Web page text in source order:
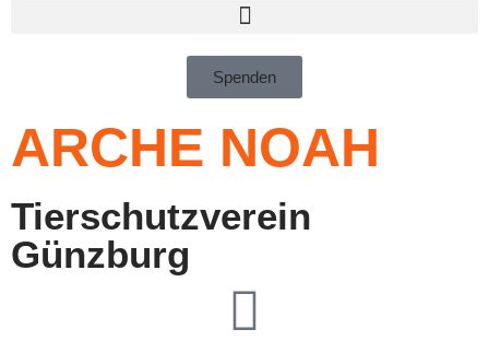
Spenden
ARCHE NOAH
Tierschutzverein
Günzburg